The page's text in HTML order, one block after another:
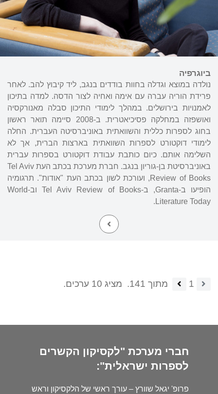
ביוגרפיה
נולדה במוצא וגדלה בחוות בודדים בנגב, ליד קיבוץ להב. לאחר
פרידת הוריה עברה עם אימה ואחיה לצור הדסה. למדה בתיכון
לאמנויות בירושלים. במהלך לימודי התיכון סבלה מאנורקסיה
ואושפזה במחלקה פסיכיאטרית. ב-2008 סיימה תואר ראשון
בחוג לספרות כללית והשוואתית באוניברסיטה העברית. החלה
לימודי דוקטורט לספרות השוואתית בארצות הברית, אך לא
השלימה אותם. כיום כותבת עבודת דוקטורט בספרות עברית
באוניברסיטת בן-גוריון בנגב. חברת מערכת בכתב העת Tel Aviv
Review of Books, ועורכת לשון בכתב העת "אודות". תרגומיה
הופיעו ב-Granta, ב-Tel Aviv Review of Books וב-World
Literature Today.
1 מתוך 141. מציג 10 ערכים.
חברי מערכת "לקסיקון הקשרים
לספרות ישראלית":
פרופ' יגאל שוורץ – עורך ראשי של הלקסיקון וראש